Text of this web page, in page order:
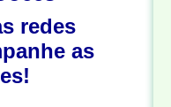
redes
as